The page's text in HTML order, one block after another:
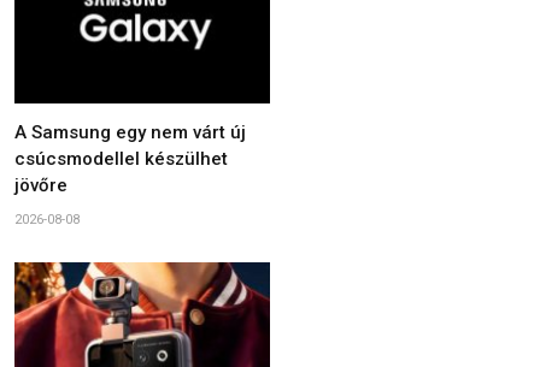
A Samsung egy nem várt új
csúcsmodellel készülhet
jövőre
2026-08-08